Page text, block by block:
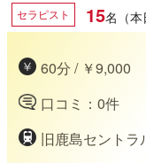
セラピスト 15名（本
60分 / ￥9,000
口コミ：0件
旧鹿島セントラ